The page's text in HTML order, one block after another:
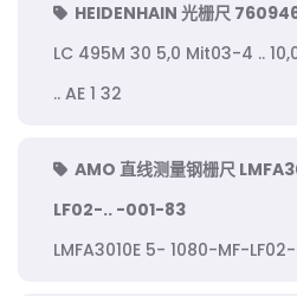
HEIDENHAIN 光栅尺
LC 495M 30 5,0 Mit03-4 ..
.. AE 1 32
AMO 直线测量钢栅尺
LF02-.. -001-83
LMFA3010E 5- 1080-MF-